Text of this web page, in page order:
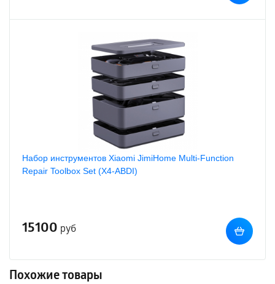
Набор инструментов Xiaomi JimiHome Multi-Function
Repair Toolbox Set (X4-ABDI)
15100 руб
Похожие товары